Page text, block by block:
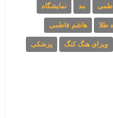
مد نمایشگاه
طلا هاشم فاطمی
ویزای هنگ کنگ پزشکی